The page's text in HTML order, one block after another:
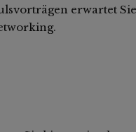
erwartet